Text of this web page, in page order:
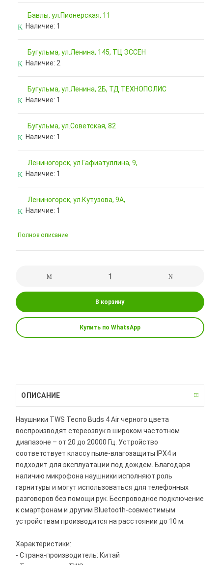
Бавлы, ул.Пионерская, 11
Наличие: 1
Бугульма, ул.Ленина, 145, ТЦ ЭССЕН
Наличие: 2
Бугульма, ул.Ленина, 2Б, ТД ТЕХНОПОЛИС
Наличие: 1
Бугульма, ул.Советская, 82
Наличие: 1
Лениногорск, ул.Гафиатуллина, 9,
Наличие: 1
Лениногорск, ул.Кутузова, 9А,
Наличие: 1
Полное описание
В корзину
Купить по WhatsApp
ОПИСАНИЕ
Наушники TWS Tecno Buds 4 Air черного цвета
воспроизводят стереозвук в широком частотном
диапазоне – от 20 до 20000 Гц. Устройство
соответствует классу пыле-влагозащиты IPX4 и
подходит для эксплуатации под дождем. Благодаря
наличию микрофона наушники исполняют роль
гарнитуры и могут использоваться для телефонных
разговоров без помощи рук. Беспроводное подключение
к смартфонам и другим Bluetooth-совместимым
устройствам производится на расстоянии до 10 м.
Характеристики:
- Страна-производитель: Китай